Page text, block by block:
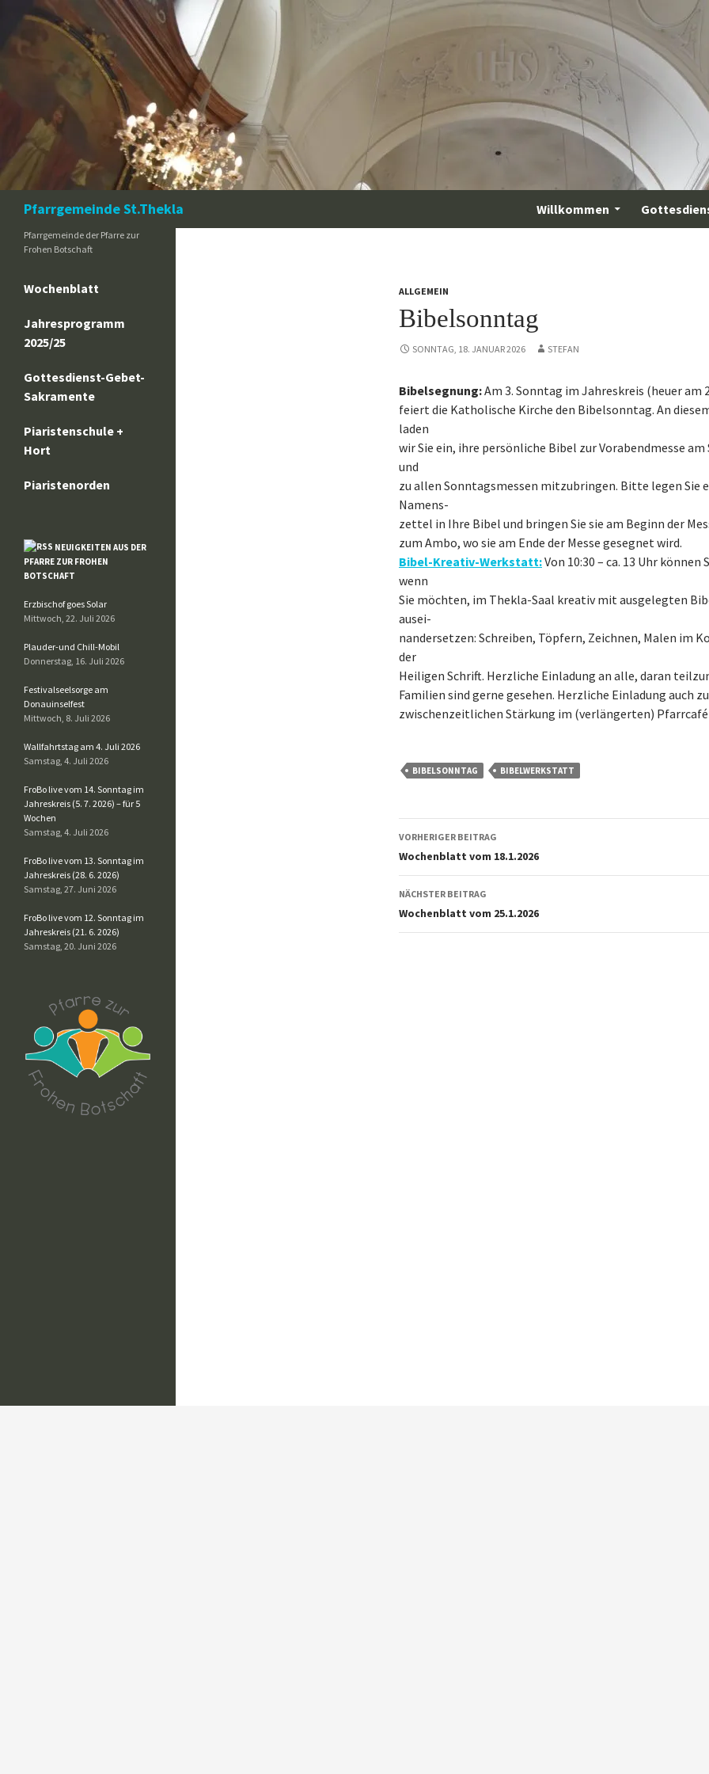
Pfarrgemeinde St.Thekla Willkommen
ALLGEMEIN
Bibelsonntag
SONNTAG, 18. JANUAR 2026 STEFAN
Bibelsegnung:Am 3. Sonntag im Jahreskreis (heuer am
feiert die Katholische Kirche den Bibelsonntag. An
laden
wir Sie ein, ihre persönliche Bibel zur Vorabendmesse am
und
zu allen Sonntagsmessen mitzubringen. Bitte legen Sie
Namens-
zettel in Ihre Bibel und bringen Sie sie am Beginn der
zum Ambo, wo sie am Ende der Messe gesegnet wird.
Bibel-Kreativ-Werkstatt:Von 10:30 – ca. 13 Uhr können
wenn
Sie möchten, im Thekla-Saal kreativ mit ausgelegten
ausei-
nandersetzen: Schreiben, Töpfern, Zeichnen, Malen im
der
Heiligen Schrift. Herzliche Einladung an alle, daran
Familien sind gerne gesehen. Herzliche Einladung auch
zwischenzeitlichen Stärkung im (verlängerten)
BIBELSONNTAG BIBELWERKSTATT
Beitragsnavigation
VORHERIGER BEITRAG
Wochenblatt vom 18.1.2026
NÄCHSTER BEITRAG
Wochenblatt vom 25.1.2026
Pfarrgemeinde der Pfarre zur
Frohen Botschaft
Wochenblatt
Jahresprogramm
2025/25
Gottesdienst-Gebet-
Sakramente
Piaristenschule +
Hort
Piaristenorden
NEUIGKEITEN AUS DER
PFARRE ZUR FROHEN
BOTSCHAFT
Erzbischof goes Solar
Mittwoch, 22. Juli 2026
Plauder-und Chill-Mobil
Donnerstag, 16. Juli 2026
Festivalseelsorge am
Donauinselfest
Mittwoch, 8. Juli 2026
Wallfahrtstag am 4. Juli 2026
Samstag, 4. Juli 2026
FroBo live vom 14. Sonntag im
Jahreskreis (5. 7. 2026) – für 5
Wochen
Samstag, 4. Juli 2026
FroBo live vom 13. Sonntag im
Jahreskreis (28. 6. 2026)
Samstag, 27. Juni 2026
FroBo live vom 12. Sonntag im
Jahreskreis (21. 6. 2026)
Samstag, 20. Juni 2026